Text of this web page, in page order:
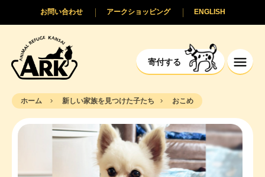
寄付する
ENGLISH
アークショッピング
お問い合わせ
ホーム 新しい家族を見つけた子たち おこめ